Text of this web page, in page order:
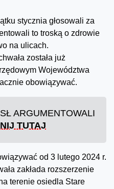
stycznia głosowali za
to troską o zdrowie
na ulicach.
została już
Województwa
obowiązywać.
ARGUMENTOWALI
TUTAJ
od 3 lutego 2024 r.
zakłada rozszerzenie
terenie osiedla Stare